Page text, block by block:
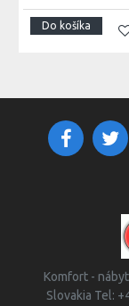
Do košíka
Komfort -
Slovakia Tel: